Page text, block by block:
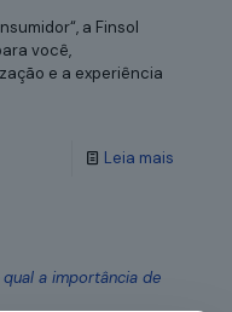
a Finsol
você,
e a experiência
Leia mais
a importância de